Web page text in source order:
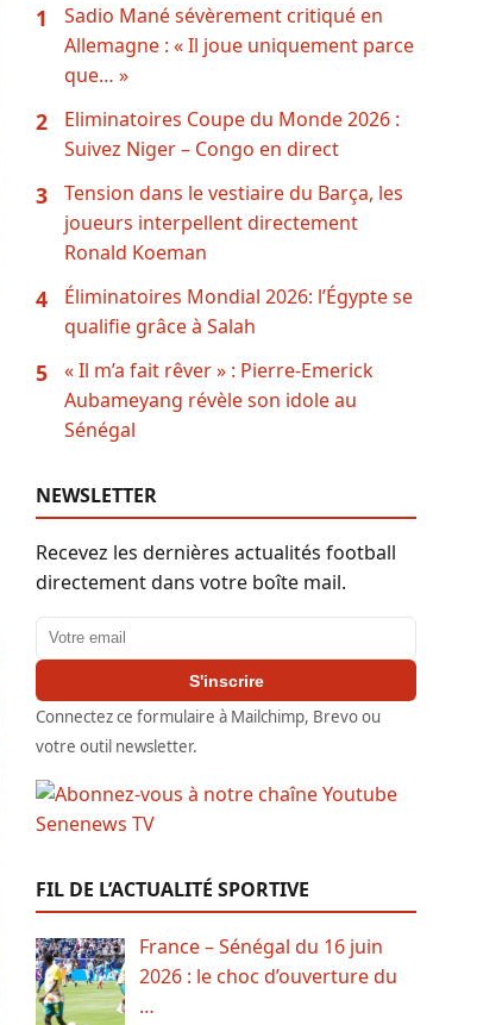
1
Sadio Mané sévèrement critiqué en
Allemagne : « Il joue uniquement parce
que… »
2
Eliminatoires Coupe du Monde 2026 :
Suivez Niger – Congo en direct
3
Tension dans le vestiaire du Barça, les
joueurs interpellent directement
Ronald Koeman
4
Éliminatoires Mondial 2026: l’Égypte se
qualifie grâce à Salah
5
« Il m’a fait rêver » : Pierre-Emerick
Aubameyang révèle son idole au
Sénégal
NEWSLETTER
Recevez les dernières actualités football
directement dans votre boîte mail.
Adresse email
S'inscrire
Connectez ce formulaire à Mailchimp, Brevo ou
votre outil newsletter.
FIL DE L’ACTUALITÉ SPORTIVE
France – Sénégal du 16 juin
2026 : le choc d’ouverture du
…